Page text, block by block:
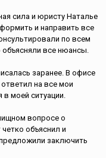
сила и юристу Наталье
и направить все
по всем
все нюансы.
заранее. В офисе
на все мои
в моей ситуации.
вопросе о
объяснил и
заключить